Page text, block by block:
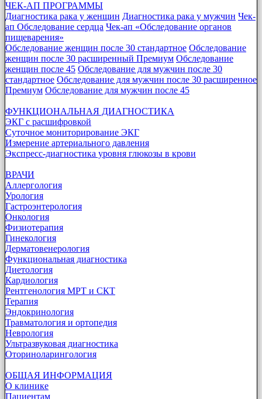
ЧЕК-АП ПРОГРАММЫ
Диагностика рака у женщин Диагностика рака у мужчин Чек-
ап Обследование сердца Чек-ап «Обследование органов
пищеварения»
Обследование женщин после 30 стандартное Обследование
женщин после 30 расширенный Премиум Обследование
женщин после 45 Обследование для мужчин после 30
стандартное Обследование для мужчин после 30 расширенное
Премиум Обследование для мужчин после 45
ФУНКЦИОНАЛЬНАЯ ДИАГНОСТИКА
ЭКГ с расшифровкой
Суточное мониторирование ЭКГ
Измерение артериального давления
Экспресс-диагностика уровня глюкозы в крови
ВРАЧИ
Аллергология
Урология
Гастроэнтерология
Онкология
Физиотерапия
Гинекология
Дерматовенерология
Функциональная диагностика
Диетология
Кардиология
Рентгенология МРТ и СКТ
Терапия
Эндокринология
Травматология и ортопедия
Неврология
Ультразвуковая диагностика
Оториноларингология
ОБЩАЯ ИНФОРМАЦИЯ
О клинике
Пациентам